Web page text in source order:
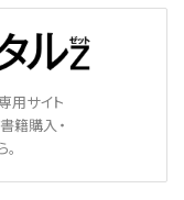
用サイト
籍購入・